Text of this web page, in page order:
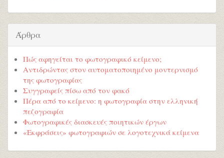
Άρθρα
Πώς αφηγείται το φωτογραφικό κείμενο;
Αντιδρώντας στον αυτοματοποιημένο μοντερνισμό
της φωτογραφίας
Συγγραφείς πίσω από τον φακό
Πέρα από το κείμενο: η φωτογραφία στην ελληνική
πεζογραφία
Φωτογραφικές διασκευές ποιητικών έργων
«Εκφράσεις» φωτογραφιών σε λογοτεχνικά κείμενα